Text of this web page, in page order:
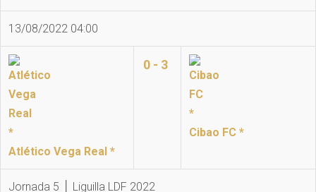
13/08/2022 04:00
Atlético Vega Real *
0 - 3
Cibao FC *
Jornada 5 │ Liguilla LDF 2022